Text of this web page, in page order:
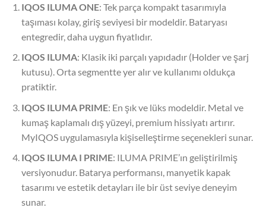
IQOS ILUMA ONE: Tek parça kompakt tasarımıyla
taşıması kolay, giriş seviyesi bir modeldir. Bataryası
entegredir, daha uygun fiyatlıdır.
IQOS ILUMA: Klasik iki parçalı yapıdadır (Holder ve şarj
kutusu). Orta segmentte yer alır ve kullanımı oldukça
pratiktir.
IQOS ILUMA PRIME: En şık ve lüks modeldir. Metal ve
kumaş kaplamalı dış yüzeyi, premium hissiyatı artırır.
MyIQOS uygulamasıyla kişiselleştirme seçenekleri sunar.
IQOS ILUMA I PRIME: ILUMA PRIME’ın geliştirilmiş
versiyonudur. Batarya performansı, manyetik kapak
tasarımı ve estetik detayları ile bir üst seviye deneyim
sunar.